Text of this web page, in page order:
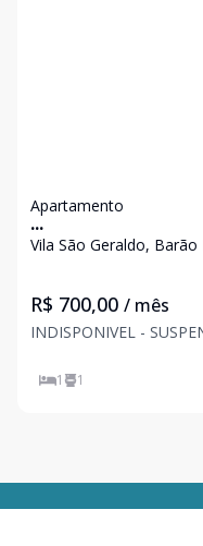
Apartamento
...
Vila São Geraldo,
R$ 700,00 / mês
INDISPONIVEL -
1 1